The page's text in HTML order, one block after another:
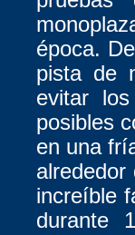
época.
pista de
evitar
posibles
en una
increíble
durante